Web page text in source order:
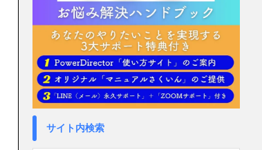
サイト内検索